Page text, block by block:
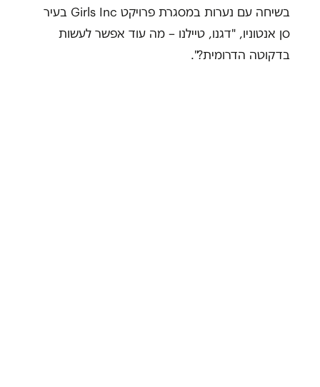
בשיחה עם נערות במסגרת פרויקט Girls Inc בעיר
סן אנטוניו, "דגנו, טיילנו – מה עוד אפשר לעשות
בדקוטה הדרומית?".